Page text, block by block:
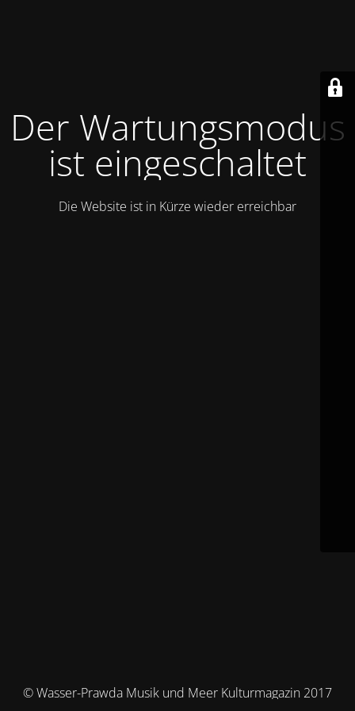
Der Wartungsmodus
ist eingeschaltet
Die Website ist in Kürze wieder erreichbar
© Wasser-Prawda Musik und Meer Kulturmagazin 2017